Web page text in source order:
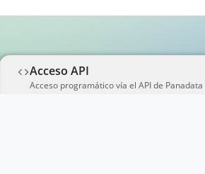
Acceso API
Acceso programático vía el API de Panadata